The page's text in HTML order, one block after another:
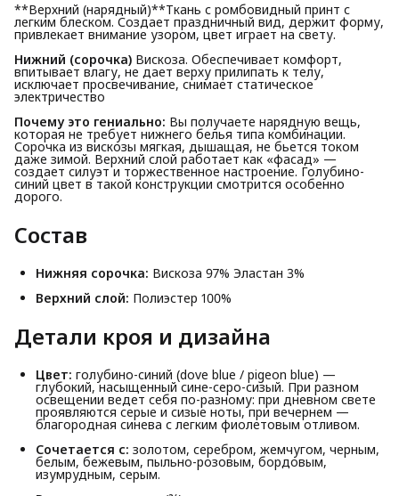
**Верхний (нарядный)**Ткань с ромбовидный принт с
легким блеском. Создает праздничный вид, держит форму,
привлекает внимание узором, цвет играет на свету.
Нижний (сорочка) Вискоза. Обеспечивает комфорт,
впитывает влагу, не дает верху прилипать к телу,
исключает просвечивание, снимает статическое
электричество
Почему это гениально: Вы получаете нарядную вещь,
которая не требует нижнего белья типа комбинации.
Сорочка из вискозы мягкая, дышащая, не бьется током
даже зимой. Верхний слой работает как «фасад» —
создает силуэт и торжественное настроение. Голубино-
синий цвет в такой конструкции смотрится особенно
дорого.
Состав
Нижняя сорочка: Вискоза 97% Эластан 3%
Верхний слой: Полиэстер 100%
Детали кроя и дизайна
Цвет: голубино-синий (dove blue / pigeon blue) —
глубокий, насыщенный сине-серо-сизый. При разном
освещении ведет себя по-разному: при дневном свете
проявляются серые и сизые ноты, при вечернем —
благородная синева с легким фиолетовым отливом.
Сочетается с: золотом, серебром, жемчугом, черным,
белым, бежевым, пыльно-розовым, бордовым,
изумрудным, серым.